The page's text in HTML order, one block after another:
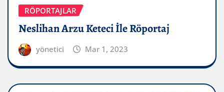
RÖPORTAJLAR
Neslihan Arzu Keteci İle Röportaj
yönetici Mar 1, 2023